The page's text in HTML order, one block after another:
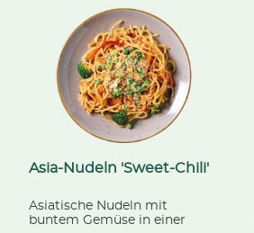
Asia-Nudeln 'Sweet-Chili'
Asiatische Nudeln mit
buntem Gemüse in einer